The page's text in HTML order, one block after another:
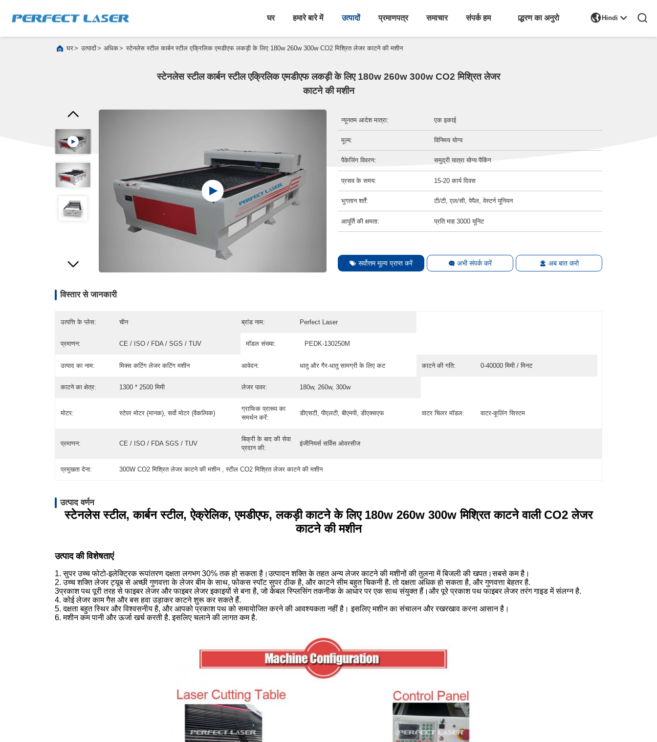
घर हमारे बारे में उत्पादों प्रमाणपत्र समाचार संपर्क हम एक उद्धरण का अनुरोध करें Hindi 
घर> उत्पादों> अधिक> स्टेनलेस स्टील कार्बन स्टील एक्रिलिक एमडीएफ लकड़ी के लिए 180w 260w 300w CO2 मिश्रित लेजर काटने की मशीन
स्टेनलेस स्टील कार्बन स्टील एक्रिलिक एमडीएफ लकड़ी के लिए 180w 260w 300w CO2 मिश्रित लेजर
काटने की मशीन
न्यूनतम आदेश मात्रा: एक इकाई
मूल्य: विनिमय योग्य
पैकेजिंग विवरण: समुद्री यात्रा योग्य पैकिंग
प्रसव के समय: 15-20 कार्य दिवस
भुगतान शर्तें: टी/टी, एल/सी, पेपैल, वेस्टर्न यूनियन
आपूर्ति की क्षमता: प्रति माह 3000 यूनिट
सर्वोत्तम मूल्य प्राप्त करें अभी संपर्क करें अब बात करो
विस्तार से जानकारी
उत्पत्ति के प्लेस: चीन ब्रांड नाम: Perfect Laser
प्रमाणन: CE / ISO / FDA / SGS / TUV मॉडल संख्या: PEDK-130250M
उत्पाद का नाम: मिक्स कटिंग लेजर कटिंग मशीन आवेदन: धातु और गैर-धातु सामग्री के लिए कट काटने की गति: 0-40000 मिमी / मिनट
काटने का क्षेत्र: 1300 * 2500 मिमी लेजर पावर: 180w, 260w, 300w
मोटर: स्टेपर मोटर (मानक), सर्वो मोटर (वैकल्पिक)
ग्राफिक प्रारूप का
समर्थन करें:
डीएसटी, पीएलटी, बीएमपी, डीएक्सएफ वाटर चिलर मॉडल: वाटर-कूलिंग सिस्टम
प्रमाणन: CE / ISO / FDA SGS / TUV
बिक्री के बाद की सेवा
प्रदान की:
इंजीनियर्स सर्विस ओवरसीज
प्रमुखता देना: 300W CO2 मिश्रित लेजर काटने की मशीन , स्टील CO2 मिश्रित लेजर काटने की मशीन
उत्पाद वर्णन
स्टेनलेस स्टील, कार्बन स्टील, ऐक्रेलिक, एमडीएफ, लकड़ी काटने के लिए 180w 260w 300w मिश्रित काटने वाली CO2 लेजर
काटने की मशीन
उत्पाद की विशेषताएं
1. सुपर उच्च फोटो-इलेक्ट्रिक रूपांतरण दक्षता लगभग 30% तक हो सकता है।उत्पादन शक्ति के तहत अन्य लेजर काटने की मशीनों की तुलना में बिजली की खपत।सबसे कम है।
2. उच्च शक्ति लेजर ट्यूब से अच्छी गुणवत्ता के लेजर बीम के साथ, फोकस स्पॉट सुपर ठीक है, और काटने सीम बहुत चिकनी है. तो दक्षता अधिक हो सकता है, और गुणवत्ता बेहतर है.
3प्रकाश पथ पूरी तरह से फाइबर लेजर और फाइबर लेजर इकाइयों से बना है, जो केबल स्प्लिसिंग तकनीक के आधार पर एक साथ संयुक्त हैं।और पूरे प्रकाश पथ फाइबर लेजर तरंग गाइड में संलग्न है.
4. कोई लेजर काम गैस और बस हवा उड़ाकर काटने शुरू कर सकते हैं.
5. दक्षता बहुत स्थिर और विश्वसनीय है, और आपको प्रकाश पथ को समायोजित करने की आवश्यकता नहीं है। इसलिए मशीन का संचालन और रखरखाव करना आसान है।
6. मशीन कम पानी और ऊर्जा खर्च करती है. इसलिए चलाने की लागत कम है.